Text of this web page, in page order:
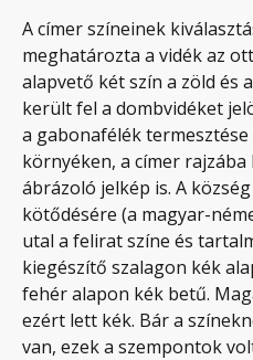
A címer színeinek
meghatározta a vidék az
alapvető két szín a zöld és
került fel a dombvidéket
a gabonafélék
környéken, a címer
ábrázoló jelkép is. A
kötődésére (a magyar-
utal a felirat színe és
kiegészítő szalagon kék
fehér alapon kék betű.
ezért lett kék. Bár a
van, ezek a szempontok